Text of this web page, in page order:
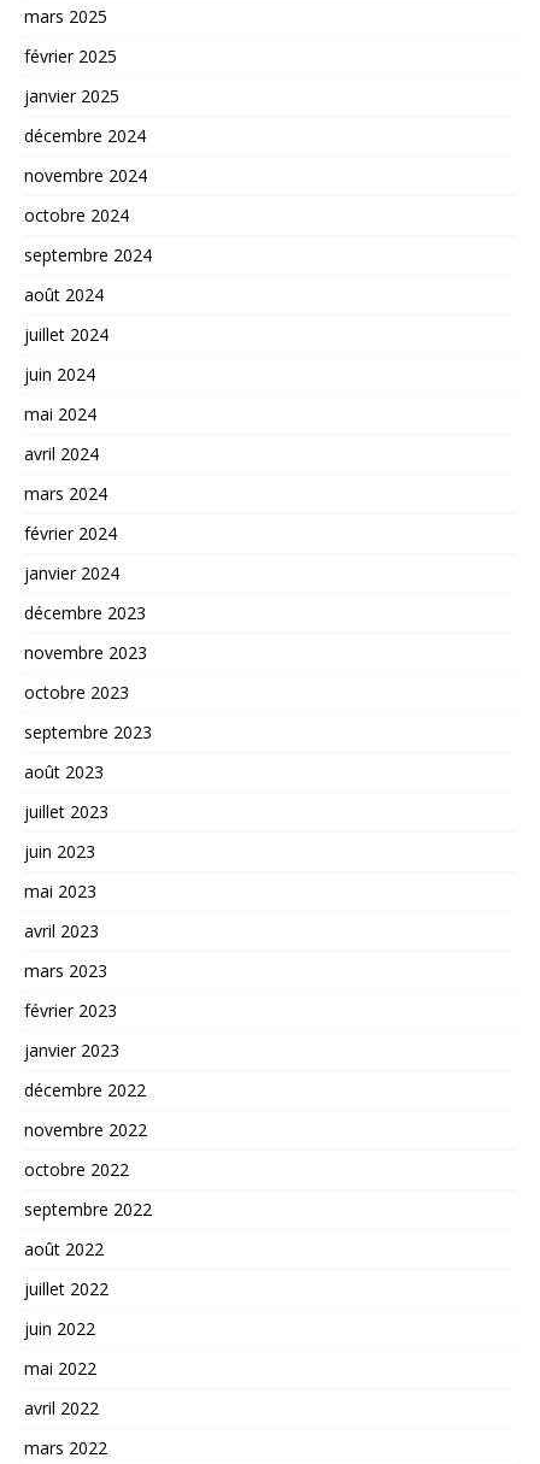
mars 2025
février 2025
janvier 2025
décembre 2024
novembre 2024
octobre 2024
septembre 2024
août 2024
juillet 2024
juin 2024
mai 2024
avril 2024
mars 2024
février 2024
janvier 2024
décembre 2023
novembre 2023
octobre 2023
septembre 2023
août 2023
juillet 2023
juin 2023
mai 2023
avril 2023
mars 2023
février 2023
janvier 2023
décembre 2022
novembre 2022
octobre 2022
septembre 2022
août 2022
juillet 2022
juin 2022
mai 2022
avril 2022
mars 2022